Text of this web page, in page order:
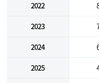
2022
2023
2024
2025